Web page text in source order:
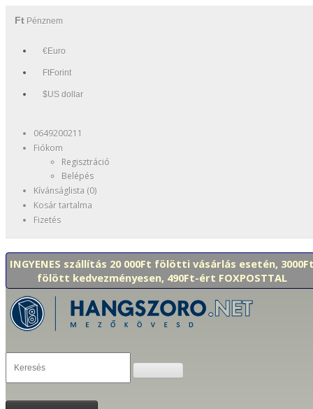
Ft Pénznem
€Euro
FtForint
$US dollar
0649200211
Fiókom
Regisztráció
Belépés
Kívánságlista (0)
Kosár tartalma
Fizetés
INGYENES szállítás 20 000Ft fölötti vásárlás esetén,
fölött kedvezményesen, 490Ft-ért FOXPOSTTAL